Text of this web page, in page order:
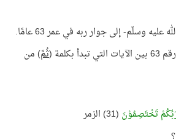
وسلّم- إلى جوار ربه في عمر 63 عامًا.
(
ثُمَّ) من
رَبِّكُمْ تَخْتَصِمُوْنَ (31) الزمر